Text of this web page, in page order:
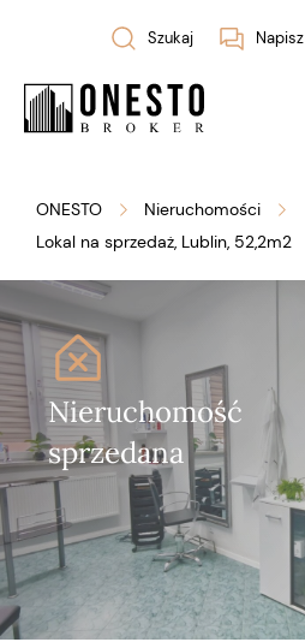
Szukaj Napisz
ONESTO
Nieruchomości
Lokal na sprzedaż, Lublin, 52,2m2
Nieruchomość
sprzedana
Nieruchomość
sprzedana
Nieruchomość
sprzedana
Nieruchomość
sprzedana
Nieruchomość
sprzedana
Nieruchomość
sprzedana
Nieruchomość
sprzedana
Nieruchomość
sprzedana